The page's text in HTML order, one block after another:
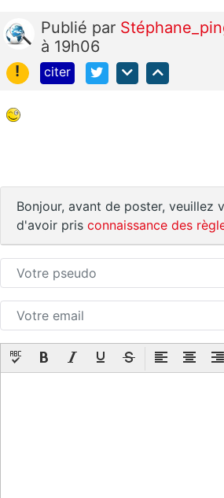
Publié par
à 19h06
!
citer
Bonjour, avant de poster, veuillez
d'avoir pris connaissance des